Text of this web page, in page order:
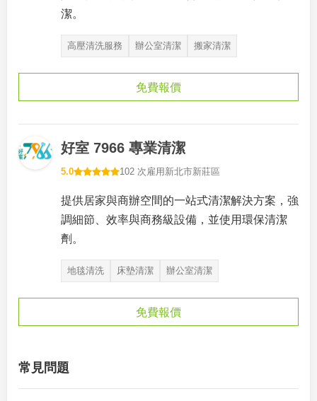
潔。
高壓清洗服務 辦公室清潔 搬家清潔
免費報價
好室 7966 專業清潔
5.0 102 次雇用 新北市新莊區
提供居家與商辦空間的一站式清潔解決方案，強
調細節、效率與商務級設備，並使用環保清潔
劑。
地毯清洗 床墊清潔 辦公室清潔
免費報價
常見問題